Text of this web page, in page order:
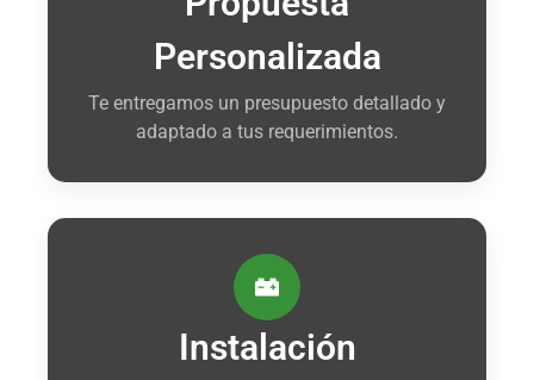
Personalizada
Te entregamos un presupuesto detallado y
adaptado a tus requerimientos.
Instalación